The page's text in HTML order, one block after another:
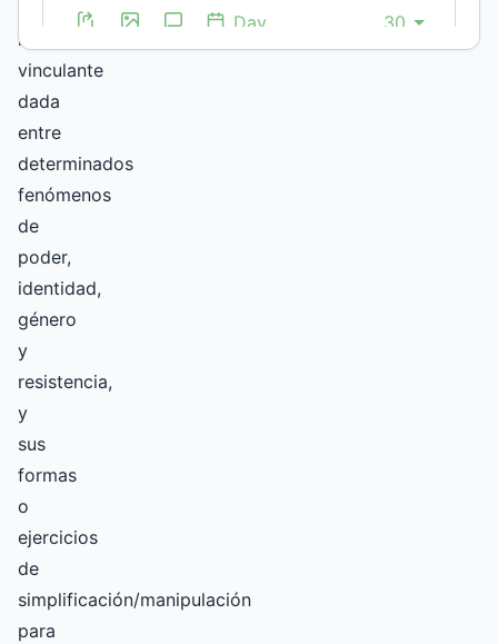
relación
vinculante
dada
entre
determinados
fenómenos
de
poder,
identidad,
género
y
resistencia,
y
sus
formas
o
ejercicios
de
simplificación/manipulación
para